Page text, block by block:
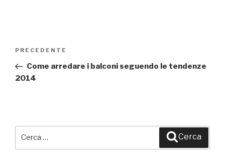
Navigazione
Articolo
precedente:
PRECEDENTE
Come arredare i balconi seguendo le tendenze
2014
Cerca